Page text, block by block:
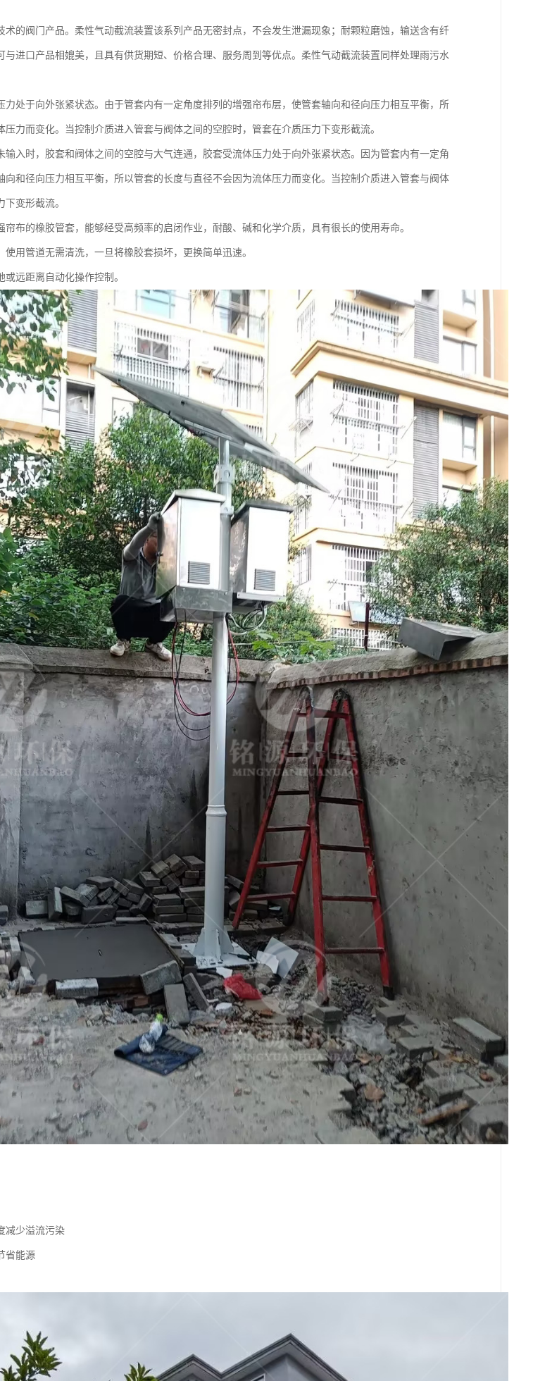
术的阀门产品。柔性气动截流装置该系列产品无密封点，不会发生泄漏现象；耐颗粒磨蚀，输送含有纤
与进口产品相媲美，且具有供货期短、价格合理、服务周到等优点。柔性气动截流装置同样处理雨污水
力处于向外张紧状态。由于管套内有一定角度排列的增强帘布层，使管套轴向和径向压力相互平衡，所
力而变化。当控制介质进入管套与阀体之间的空腔时，管套在介质压力下变形截流。
输入时，胶套和阀体之间的空腔与大气连通，胶套受流体压力处于向外张紧状态。因为管套内有一定角
向和径向压力相互平衡，所以管套的长度与直径不会因为流体压力而变化。当控制介质进入管套与阀体
变形截流。
布的橡胶管套，能够经受高频率的启闭作业，耐酸、碱和化学介质，具有很长的使用寿命。
用管道无需清洗，一旦将橡胶套损坏，更换简单迅速。
远距离自动化操作控制。
减少溢流污染
省能源